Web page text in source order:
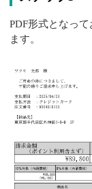
PDF形式となっ
ます。